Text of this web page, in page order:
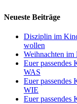
Neueste Beiträge
Disziplin im
wollen
Weihnachten im
Euer passendes
WAS
Euer passendes
WIE
Euer passendes